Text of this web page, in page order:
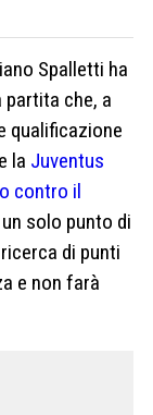
Spalletti ha
che, a
qualificazione
la Juventus
contro il
solo punto di
di punti
e non farà